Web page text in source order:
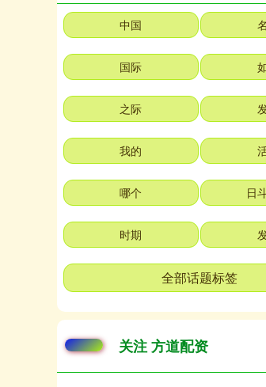
中国
国际
之际
我的
哪个 日
时期
全部话题标签
关注 方道配资